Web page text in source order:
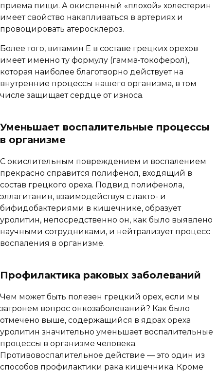
приема пищи. А окисленный «плохой» холестерин
имеет свойство накапливаться в артериях и
провоцировать атеросклероз.
Более того, витамин Е в составе грецких орехов
имеет именно ту формулу (гамма-токоферол),
которая наиболее благотворно действует на
внутренние процессы нашего организма, в том
числе защищает сердце от износа.
Уменьшает воспалительные процессы
в организме
С окислительным повреждением и воспалением
прекрасно справится полифенол, входящий в
состав грецкого ореха. Подвид полифенола,
эллагитанин, взаимодействуя с лакто- и
бифидобактериями в кишечнике, образует
уролитин, непосредственно он, как было выявлено
научными сотрудниками, и нейтрализует процесс
воспаления в организме.
Профилактика раковых заболеваний
Чем может быть полезен грецкий орех, если мы
затронем вопрос онкозаболеваний? Как было
отмечено выше, содержащийся в ядрах ореха
уролитин значительно уменьшает воспалительные
процессы в организме человека.
Противовоспалительное действие — это один из
способов профилактики рака кишечника. Кроме